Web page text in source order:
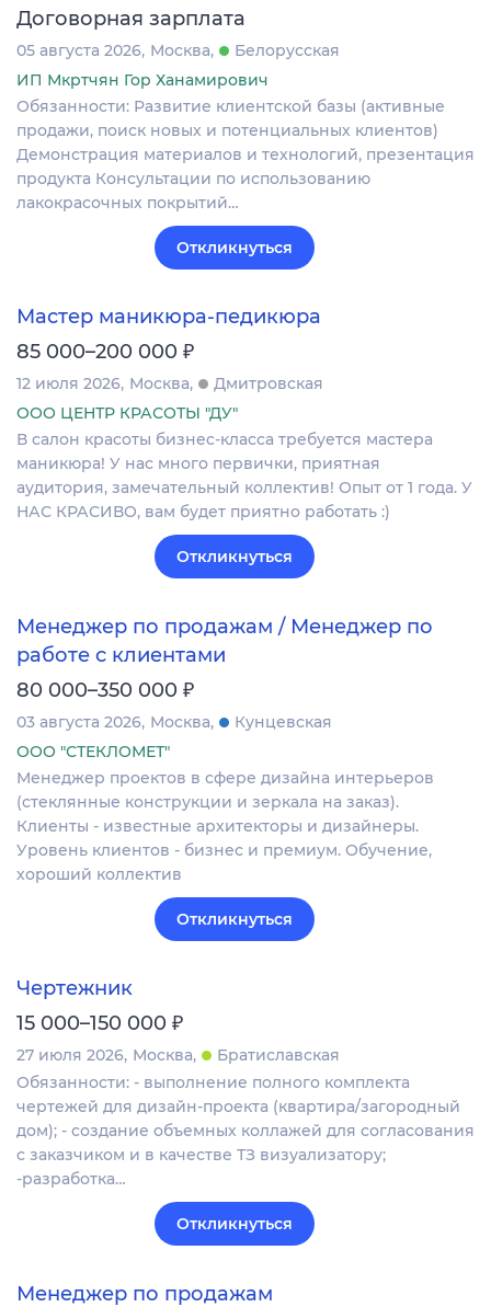
Договорная зарплата
05 августа 2026 Москва
Белорусская
ИП Мкртчян Гор Ханамирович
Обязанности: Развитие клиентской базы (активные
продажи, поиск новых и потенциальных клиентов)
Демонстрация материалов и технологий, презентация
продукта Консультации по использованию
лакокрасочных покрытий…
Откликнуться
Мастер маникюра-педикюра
85 000–200 000 ₽
12 июля 2026 Москва
Дмитровская
ООО ЦЕНТР КРАСОТЫ "ДУ"
В салон красоты бизнес-класса требуется мастера
маникюра! У нас много первички, приятная
аудитория, замечательный коллектив! Опыт от 1 года. У
НАС КРАСИВО, вам будет приятно работать :)
Откликнуться
Менеджер по продажам / Менеджер по
работе с клиентами
80 000–350 000 ₽
03 августа 2026 Москва
Кунцевская
ООО "СТЕКЛОМЕТ"
Менеджер проектов в сфере дизайна интерьеров
(стеклянные конструкции и зеркала на заказ).
Клиенты - известные архитекторы и дизайнеры.
Уровень клиентов - бизнес и премиум. Обучение,
хороший коллектив
Откликнуться
Чертежник
15 000–150 000 ₽
27 июля 2026 Москва
Братиславская
Обязанности: - выполнение полного комплекта
чертежей для дизайн-проекта (квартира/загородный
дом); - создание объемных коллажей для согласования
с заказчиком и в качестве ТЗ визуализатору;
-разработка…
Откликнуться
Менеджер по продажам